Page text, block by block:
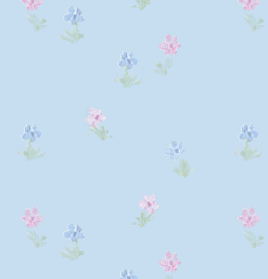
22 ก.พ 2550 วันที่เหนื่อยจริง ๆ
20 ก.พ. 2550 ลูกชายตัวน้อยอายุ
ครบ 2 เดือนแล้ว
Wow wow !!!!! ลูกชายตัวน้อ
คลอดแล้ว
วันนี้จะได้เจอหน้าลูกชายตัวน้อ